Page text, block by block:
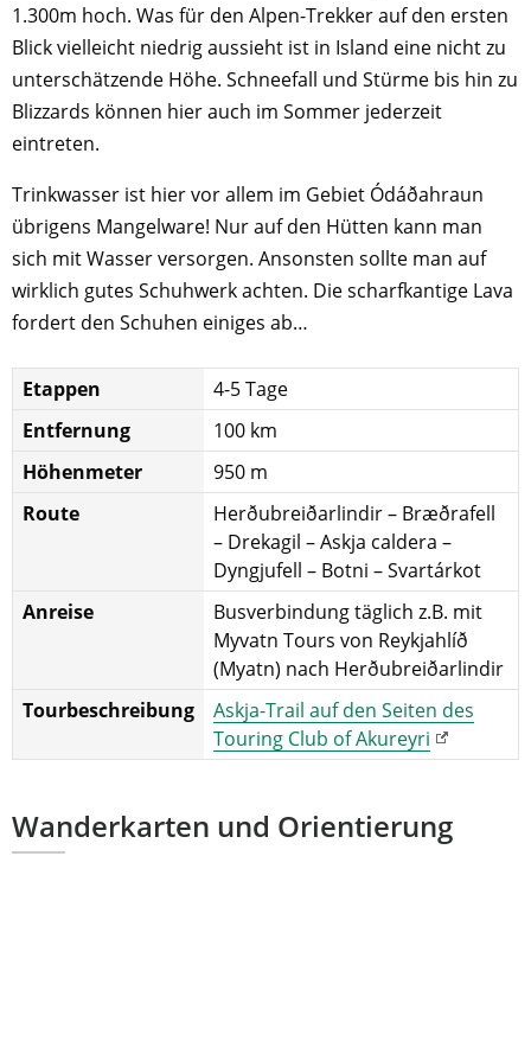
1.300m hoch. Was für den Alpen-Trekker auf den ersten
Blick vielleicht niedrig aussieht ist in Island eine nicht zu
unterschätzende Höhe. Schneefall und Stürme bis hin zu
Blizzards können hier auch im Sommer jederzeit
eintreten.
Trinkwasser ist hier vor allem im Gebiet Ódáðahraun
übrigens Mangelware! Nur auf den Hütten kann man
sich mit Wasser versorgen. Ansonsten sollte man auf
wirklich gutes Schuhwerk achten. Die scharfkantige Lava
fordert den Schuhen einiges ab…
Etappen
4-5 Tage
Entfernung
100 km
Höhenmeter
950 m
Route
Herðubreiðarlindir – Bræðrafell
– Drekagil – Askja caldera –
Dyngjufell – Botni – Svartárkot
Anreise
Busverbindung täglich z.B. mit
Myvatn Tours von Reykjahlíð
(Myatn) nach Herðubreiðarlindir
Tourbeschreibung
Askja-Trail auf den Seiten des
Touring Club of Akureyri
Wanderkarten und Orientierung